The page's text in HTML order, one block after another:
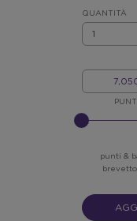
QUANTITÀ
I
PUNTI
INSERISCI
NELLO
punti &
brevetto